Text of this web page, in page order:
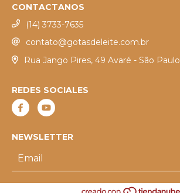
CONTACTANOS
(14) 3733-7635
contato@gotasdeleite.com.br
Rua Jango Pires, 49 Avaré - São Paulo
REDES SOCIALES
NEWSLETTER